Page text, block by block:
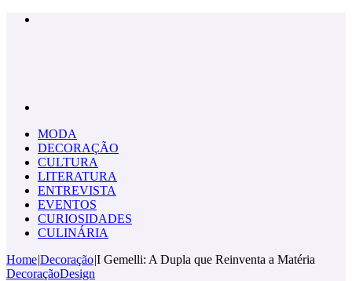
MODA
DECORAÇÃO
CULTURA
LITERATURA
ENTREVISTA
EVENTOS
CURIOSIDADES
CULINÁRIA
Home|Decoração|I Gemelli: A Dupla que Reinventa a Matéria
DecoraçãoDesign